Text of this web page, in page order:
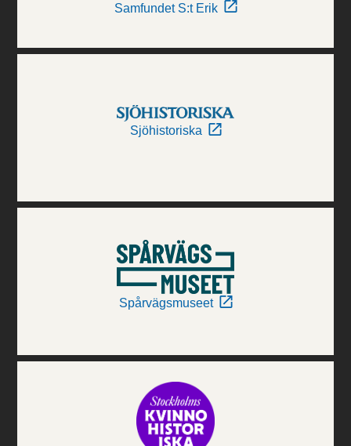
Samfundet S:t Erik
Sjöhistoriska
Spårvägsmuseet